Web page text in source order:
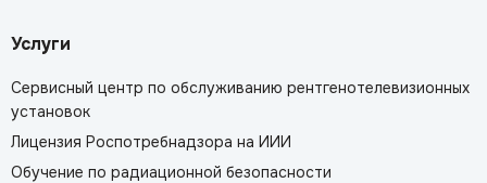
Услуги
Сервисный центр по обслуживанию рентгенотелевизионных
установок
Лицензия Роспотребнадзора на ИИИ
Обучение по радиационной безопасности